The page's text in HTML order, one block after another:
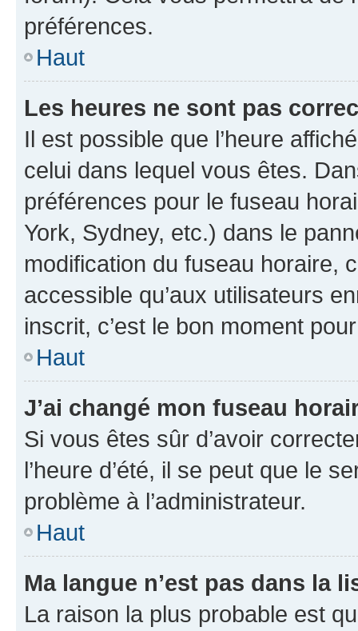
préférences.
Haut
Les heures ne sont pas
Il est possible que l’heure
celui dans lequel vous êtes.
préférences pour le fuseau
York, Sydney, etc.) dans le
modification du fuseau horaire,
accessible qu’aux utilisateurs
inscrit, c’est le bon moment
Haut
J’ai changé mon fuseau
Si vous êtes sûr d’avoir
l’heure d’été, il se peut que le
problème à l’administrateur.
Haut
Ma langue n’est pas dans la
La raison la plus probable est